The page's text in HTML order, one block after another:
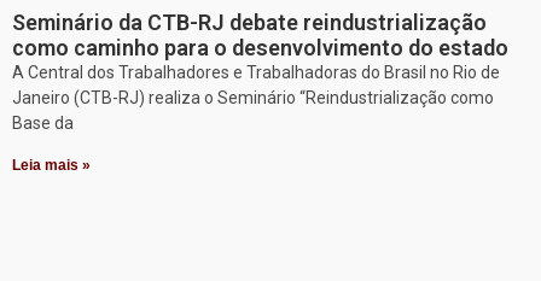
Seminário da CTB-RJ debate reindustrialização
como caminho para o desenvolvimento do estado
A Central dos Trabalhadores e Trabalhadoras do Brasil no Rio de
Janeiro (CTB-RJ) realiza o Seminário “Reindustrialização como
Base da
Leia mais »